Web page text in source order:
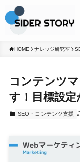
HOME ナレッジ研究室
コンテンツ
す！目標設
SEO・コンテンツ支援